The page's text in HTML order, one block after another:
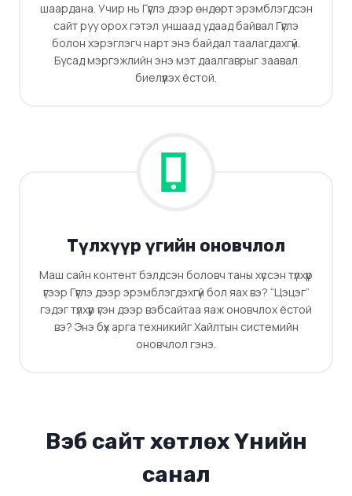
шаардана. Учир нь Гүүглэ дээр өндөрт эрэмблэгдсэн
сайт руу орох гэтэл уншаад удаад байвал Гүүглэ
болон хэрэглэгч нарт энэ байдал таалагдахгүй.
Бусад мэргэжлийн энэ мэт даалгаврыг заавал
биелүүлэх ёстой.
Түлхүүр үгийн оновчлол
Маш сайн контент бэлдсэн боловч таны хүссэн түлхүүр
үгээр Гүүглэ дээр эрэмблэгдэхгүй бол яах вэ? “Цэцэг”
гэдэг түлхүүр үгэн дээр вэбсайтаа яаж оновчлох ёстой
вэ? Энэ бүх арга техникийг Хайлтын системийн
оновчлол гэнэ.
Вэб сайт хөтлөх Үнийн
санал